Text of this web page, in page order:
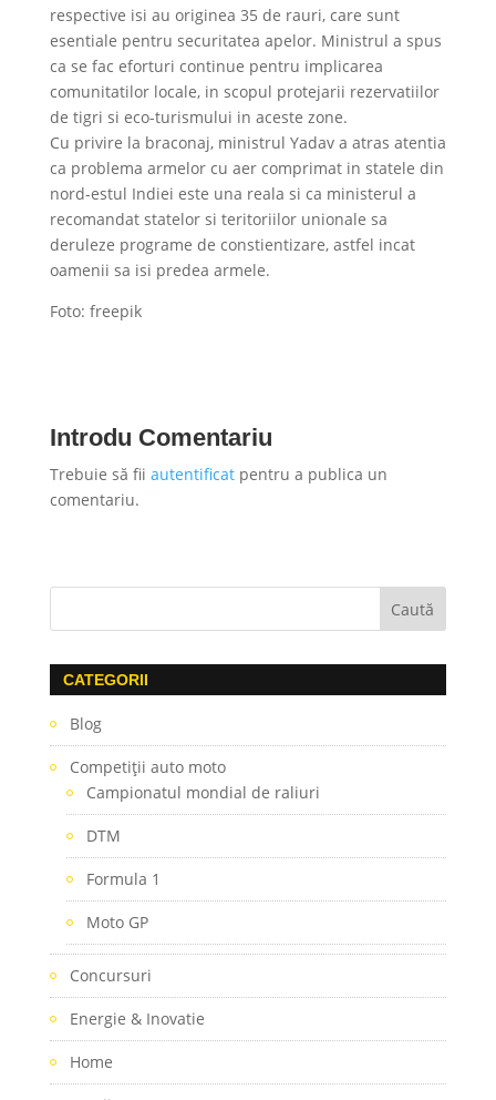
respective isi au originea 35 de rauri, care sunt
esentiale pentru securitatea apelor. Ministrul a spus
ca se fac eforturi continue pentru implicarea
comunitatilor locale, in scopul protejarii rezervatiilor
de tigri si eco-turismului in aceste zone.
Cu privire la braconaj, ministrul Yadav a atras atentia
ca problema armelor cu aer comprimat in statele din
nord-estul Indiei este una reala si ca ministerul a
recomandat statelor si teritoriilor unionale sa
deruleze programe de constientizare, astfel incat
oamenii sa isi predea armele.
Foto: freepik
Introdu Comentariu
Trebuie să fii autentificatpentru a publica un
comentariu.
CATEGORII
Blog
Competiţii auto moto
Campionatul mondial de raliuri
DTM
Formula 1
Moto GP
Concursuri
Energie & Inovatie
Home